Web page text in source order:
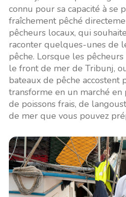
connu pour sa capacité à se
fraîchement pêché
pêcheurs locaux, qui
raconter quelques-unes de
pêche. Lorsque les
le front de mer de Tribunj,
bateaux de pêche accostent
transforme en un marché
de poissons frais, de
de mer que vous pouvez